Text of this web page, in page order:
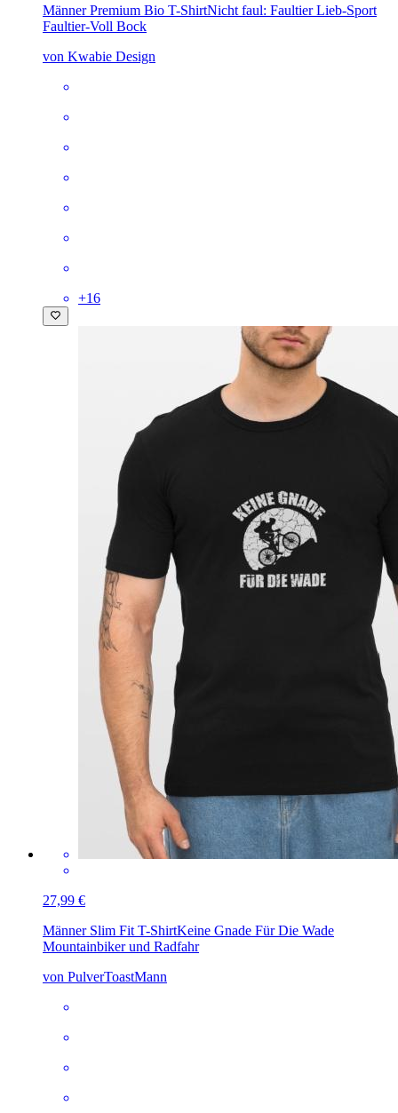
Männer Premium Bio T-ShirtNicht faul: Faultier Lieb-Sport
Faultier-Voll Bock
von Kwabie Design
+16
27,99 €
Männer Slim Fit T-ShirtKeine Gnade Für Die Wade
Mountainbiker und Radfahr
von PulverToastMann